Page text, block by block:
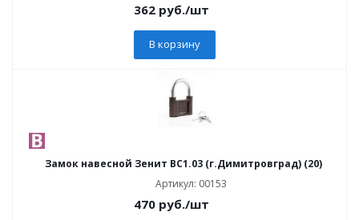
362 руб./шт
В корзину
Замок навесной Зенит ВС1.03 (г.Димитровград) (20)
Артикул: 00153
470 руб./шт